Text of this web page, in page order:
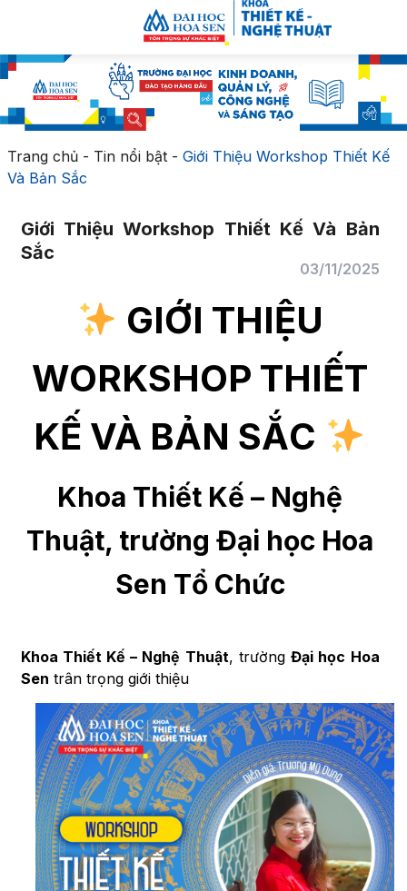
Trang chủ- Tin nổi bật- Giới Thiệu Workshop Thiết Kế
Và Bản Sắc
Giới Thiệu Workshop Thiết Kế Và Bản
Sắc
03/11/2025
GIỚI THIỆU
WORKSHOP THIẾT
KẾ VÀ BẢN SẮC
Khoa Thiết Kế – Nghệ
Thuật, trường Đại học Hoa
Sen Tổ Chức
Khoa Thiết Kế – Nghệ Thuật, trườngĐại học Hoa
Sen trân trọng giới thiệu